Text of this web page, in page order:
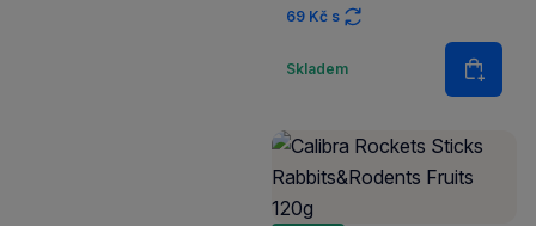
69 Kč s
Skladem
Množství
Do